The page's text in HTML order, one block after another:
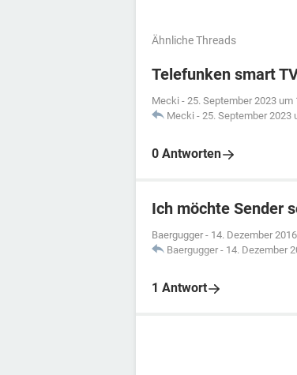
Ähnliche Threads
Telefunken smart
Mecki - 25. September 2023 um
Mecki - 25. September 2023
0 Antworten
Ich möchte Sender
Baergugger - 14. Dezember
Baergugger - 14. Dezember
1 Antwort